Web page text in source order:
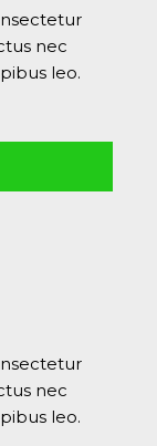
nec
leo.
nec
leo.